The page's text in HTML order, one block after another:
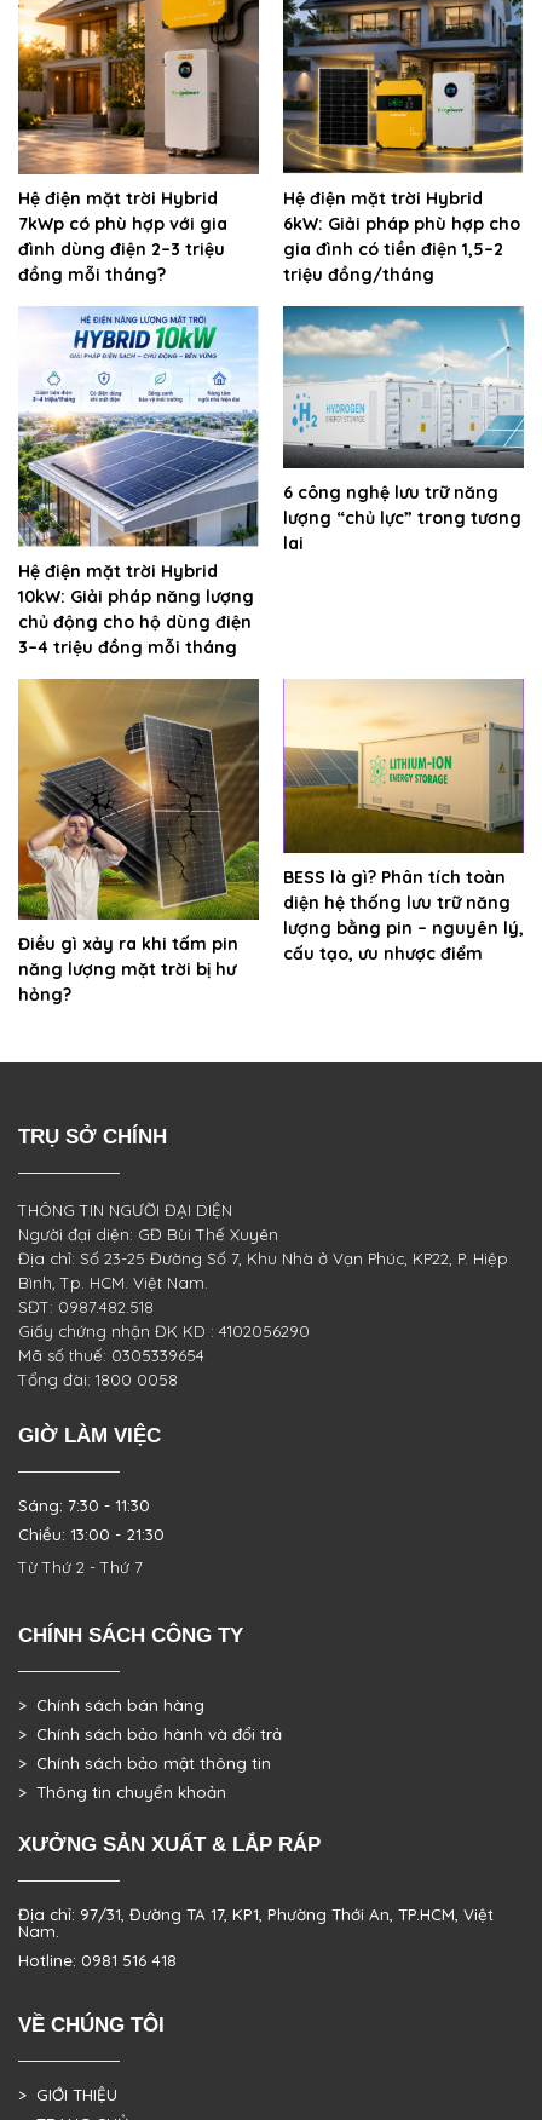
Hệ điện mặt trời Hybrid
7kWp có phù hợp với gia
đình dùng điện 2–3 triệu
đồng mỗi tháng?
Hệ điện mặt trời Hybrid
6kW: Giải pháp phù hợp cho
gia đình có tiền điện 1,5–2
triệu đồng/tháng
Hệ điện mặt trời Hybrid
10kW: Giải pháp năng lượng
chủ động cho hộ dùng điện
3–4 triệu đồng mỗi tháng
6 công nghệ lưu trữ năng
lượng “chủ lực” trong tương
lai
Điều gì xảy ra khi tấm pin
năng lượng mặt trời bị hư
hỏng?
BESS là gì? Phân tích toàn
diện hệ thống lưu trữ năng
lượng bằng pin – nguyên lý,
cấu tạo, ưu nhược điểm
TRỤ SỞ CHÍNH
THÔNG TIN NGƯỜI ĐẠI DIỆN
Người đại diện: GĐ Bùi Thế Xuyên
Địa chỉ: Số 23-25 Đường Số 7, Khu Nhà ở Vạn Phúc, KP22, P. Hiệp
Bình, Tp. HCM. Việt Nam.
SĐT: 0987.482.518
Giấy chứng nhận ĐK KD : 4102056290
Mã số thuế: 0305339654
Tổng đài: 1800 0058
GIỜ LÀM VIỆC
Sáng: 7:30 - 11:30
Chiều: 13:00 - 21:30
Từ Thứ 2 - Thứ 7
CHÍNH SÁCH CÔNG TY
> Chính sách bán hàng
> Chính sách bảo hành và đổi trả
> Chính sách bảo mật thông tin
> Thông tin chuyển khoản
XƯỞNG SẢN XUẤT & LẮP RÁP
Địa chỉ: 97/31, Đường TA 17, KP1, Phường Thới An, TP.HCM, Việt
Nam.
Hotline: 0981 516 418
VỀ CHÚNG TÔI
> GIỚI THIỆU